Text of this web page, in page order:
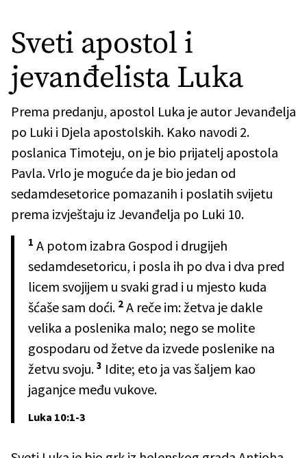
Sveti apostol i
jevanđelista Luka
Prema predanju, apostol Luka je autor Jevanđelja
po Luki i Djela apostolskih. Kako navodi 2.
poslanica Timoteju, on je bio prijatelj apostola
Pavla. Vrlo je moguće da je bio jedan od
sedamdesetorice pomazanih i poslatih svijetu
prema izvještaju iz Jevanđelja po Luki 10.
1 A potom izabra Gospod i drugijeh
sedamdesetoricu, i posla ih po dva i dva pred
licem svojijem u svaki grad i u mjesto kuda
šćaše sam doći. 2 A reče im: žetva je dakle
velika a poslenika malo; nego se molite
gospodaru od žetve da izvede poslenike na
žetvu svoju. 3 Idite; eto ja vas šaljem kao
jaganjce među vukove.
Luka 10:1-3